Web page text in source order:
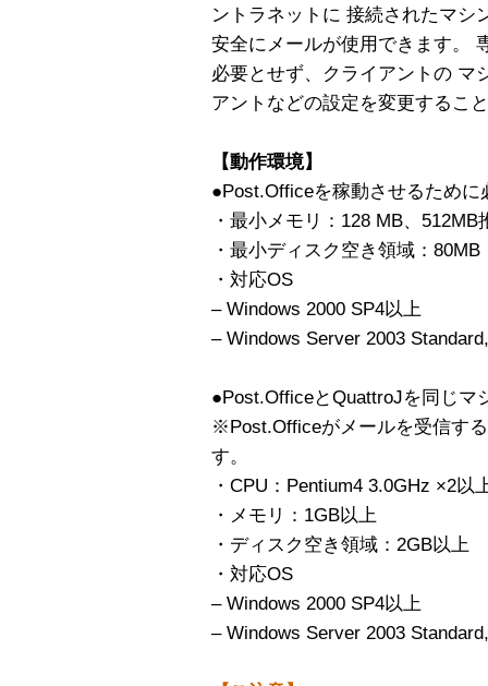
ントラネットに 接続されたマシ
安全にメールが使用できます。
必要とせず、クライアントの マ
アントなどの設定を変更するこ
【動作環境】
●Post.Officeを稼動させるために
・最小メモリ：128 MB、512MB
・最小ディスク空き領域：80MB
・対応OS
– Windows 2000 SP4以上
– Windows Server 2003
●Post.OfficeとQuattroJを同じマ
※Post.Officeがメールを受信す
す。
・CPU：Pentium4 3.0GHz ×2以
・メモリ：1GB以上
・ディスク空き領域：2GB以上
・対応OS
– Windows 2000 SP4以上
– Windows Server 2003